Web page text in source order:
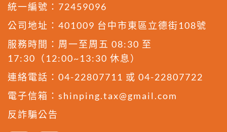
統一編號：72459096
公司地址： 401009 台中市東區立德街108號
服務時間：周一至周五 08:30 至
17:30（12:00~13:30 休息）
連絡電話： 04-22807711 或 04-22807722
電子信箱： shinping.tax@gmail.com
反詐騙公告